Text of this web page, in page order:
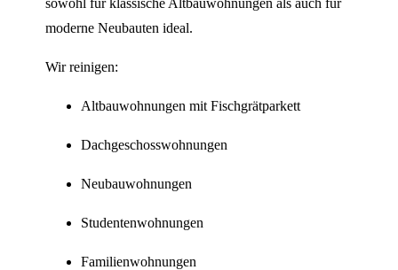
moderne Neubauten ideal.
Wir reinigen:
Altbauwohnungen mit Fischgrätparkett
Dachgeschosswohnungen
Neubauwohnungen
Studentenwohnungen
Familienwohnungen